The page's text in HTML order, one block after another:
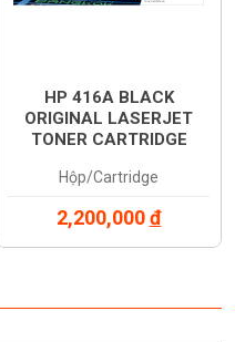
HP 416A BLACK
ORIGINAL LASERJET
TONER CARTRIDGE
Hộp/Cartridge
2,200,000đ